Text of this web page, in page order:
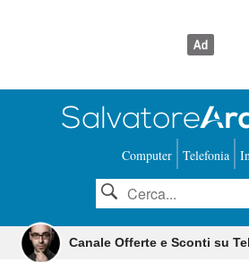
Computer Telefonia
Canale Offerte e Sconti su